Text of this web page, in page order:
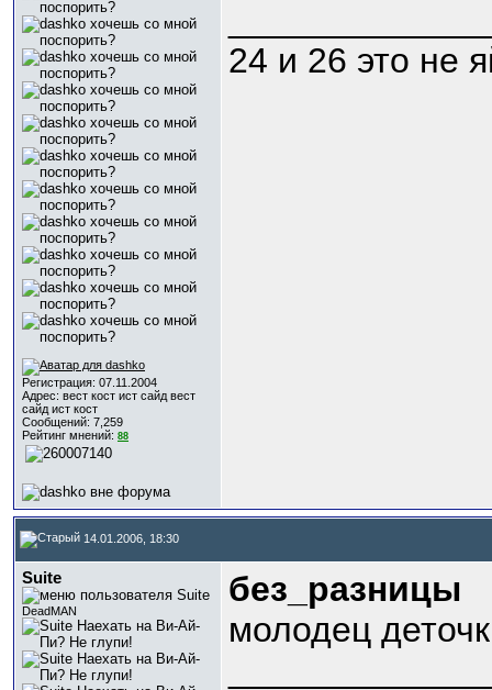
Регистрация: 07.11.2004
Адрес: вест кост ист сайд вест
сайд ист кост
Сообщений: 7,259
Рейтинг мнений: 88
24 и 26 это не
14.01.2006, 18:30
Suite
DeadMAN
без_разницы
молодец